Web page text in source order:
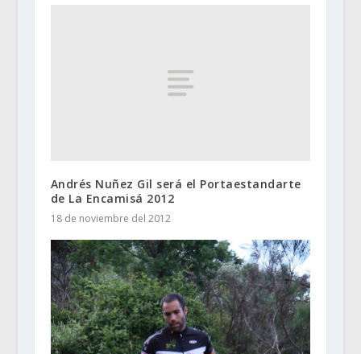
Andrés Nuñez Gil será el Portaestandarte
de La Encamisá 2012
18 de noviembre del 2012